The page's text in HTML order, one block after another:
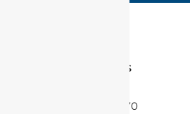
Contactez-nous
+33 6 86 08 55 70